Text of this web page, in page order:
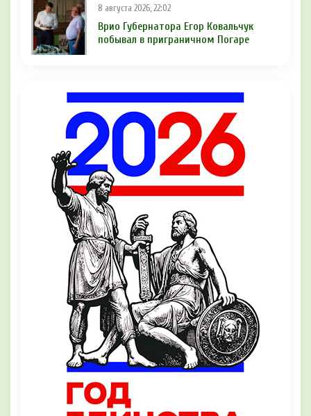
8 августа 2026, 22:02
Врио Губернатора Егор Ковальчук
побывал в приграничном Погаре